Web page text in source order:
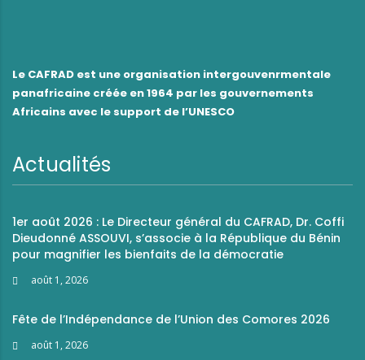
Le CAFRAD est une organisation intergouvenrmentale
panafricaine créée en 1964 par les gouvernements
Africains avec le support de l’UNESCO
Actualités
1er août 2026 : Le Directeur général du CAFRAD, Dr. Coffi
Dieudonné ASSOUVI, s’associe à la République du Bénin
pour magnifier les bienfaits de la démocratie
août 1, 2026
Fête de l’Indépendance de l’Union des Comores 2026
août 1, 2026